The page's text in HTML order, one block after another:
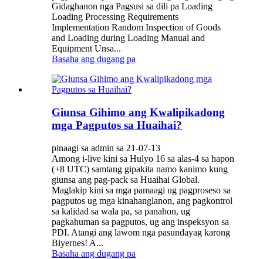
Gidaghanon nga Pagsusi sa dili pa Loading
Loading Processing Requirements
Implementation Random Inspection of Goods
and Loading during Loading Manual and
Equipment Unsa...
Basaha ang dugang pa
Giunsa Gihimo ang Kwalipikadong
mga Pagputos sa Huaihai?
pinaagi sa admin sa 21-07-13
Among i-live kini sa Hulyo 16 sa alas-4 sa hapon
(+8 UTC) samtang gipakita namo kanimo kung
giunsa ang pag-pack sa Huaihai Global.
Maglakip kini sa mga pamaagi ug pagproseso sa
pagputos ug mga kinahanglanon, ang pagkontrol
sa kalidad sa wala pa, sa panahon, ug
pagkahuman sa pagputos, ug ang inspeksyon sa
PDI. Atangi ang lawom nga pasundayag karong
Biyernes! A...
Basaha ang dugang pa